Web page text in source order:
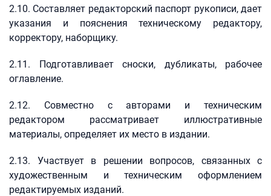
2.10. Составляет редакторский паспорт рукописи, дает
указания и пояснения техническому редактору,
корректору, наборщику.
2.11. Подготавливает сноски, дубликаты, рабочее
оглавление.
2.12. Совместно с авторами и техническим
редактором рассматривает иллюстративные
материалы, определяет их место в издании.
2.13. Участвует в решении вопросов, связанных с
художественным и техническим оформлением
редактируемых изданий.